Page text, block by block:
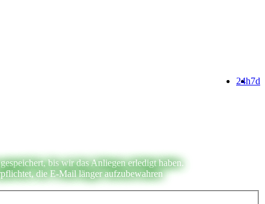
7d
24h
bis wir das Anliegen erledigt haben.
die E-Mail länger aufzubewahren